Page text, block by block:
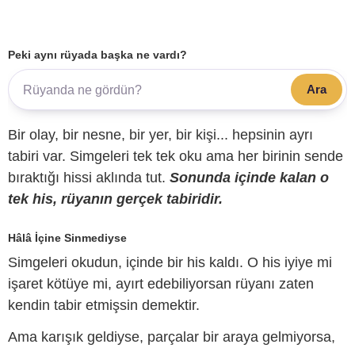
Peki aynı rüyada başka ne vardı?
Ara
Bir olay, bir nesne, bir yer, bir kişi... hepsinin ayrı
tabiri var. Simgeleri tek tek oku ama her birinin sende
bıraktığı hissi aklında tut. Sonunda içinde kalan o
tek his, rüyanın gerçek tabiridir.
Hâlâ İçine Sinmediyse
Simgeleri okudun, içinde bir his kaldı. O his iyiye mi
işaret kötüye mi, ayırt edebiliyorsan rüyanı zaten
kendin tabir etmişsin demektir.
Ama karışık geldiyse, parçalar bir araya gelmiyorsa,